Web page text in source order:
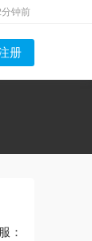
册
钟前
分钟前
钟前
钟前
钟前
：